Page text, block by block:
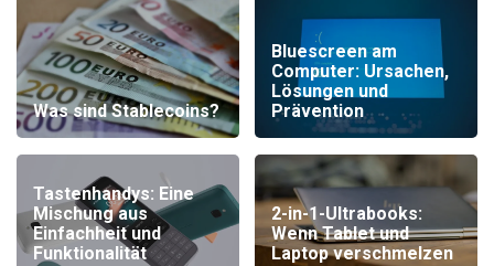
Was sind Stablecoins?
Bluescreen am
Computer: Ursachen,
Lösungen und
Prävention
Tastenhandys: Eine
Mischung aus
Einfachheit und
Funktionalität
2-in-1-Ultrabooks:
Wenn Tablet und
Laptop verschmelzen